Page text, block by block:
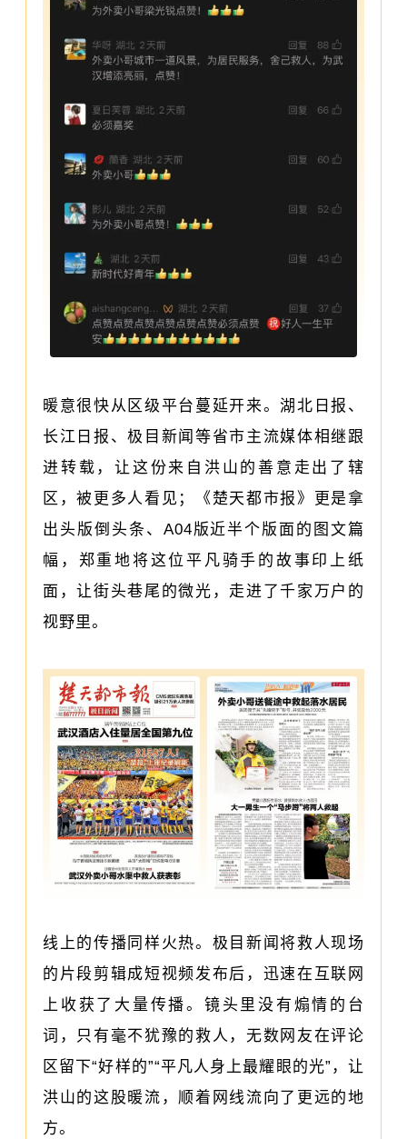
暖意很快从区级平台蔓延开来。湖北日报、
长江日报、极目新闻等省市主流媒体相继跟
进转载，让这份来自洪山的善意走出了辖
区，被更多人看见；《楚天都市报》更是拿
出头版倒头条、A04版近半个版面的图文篇
幅，郑重地将这位平凡骑手的故事印上纸
面，让街头巷尾的微光，走进了千家万户的
视野里。
线上的传播同样火热。极目新闻将救人现场
的片段剪辑成短视频发布后，迅速在互联网
上收获了大量传播。镜头里没有煽情的台
词，只有毫不犹豫的救人，无数网友在评论
区留下“好样的”“平凡人身上最耀眼的光”，让
洪山的这股暖流，顺着网线流向了更远的地
方。